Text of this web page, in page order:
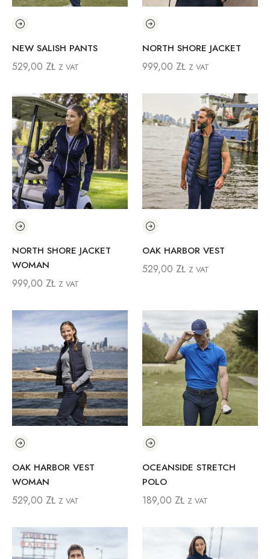
NEW SALISH PANTS
529,00 ZŁ Z VAT
NORTH SHORE JACKET
999,00 ZŁ Z VAT
NORTH SHORE JACKET
WOMAN
999,00 ZŁ Z VAT
OAK HARBOR VEST
529,00 ZŁ Z VAT
OAK HARBOR VEST
WOMAN
529,00 ZŁ Z VAT
OCEANSIDE STRETCH
POLO
189,00 ZŁ Z VAT